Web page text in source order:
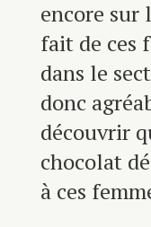
encore sur
fait de ces
dans le
donc
découvrir
chocolat
à ces